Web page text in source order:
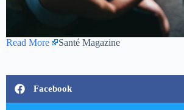
Read More Santé Magazine
Facebook